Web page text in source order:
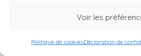
Voir les
Politique de cookiesDéclaration de
dans unDriving Licence